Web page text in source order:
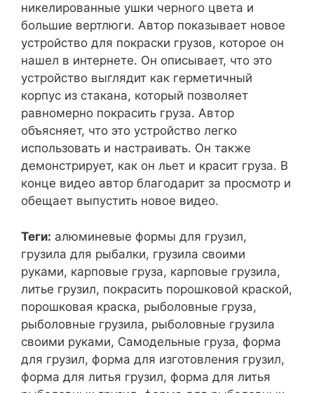
никелированные ушки черного цвета и
большие вертлюги. Автор показывает новое
устройство для покраски грузов, которое он
нашел в интернете. Он описывает, что это
устройство выглядит как герметичный
корпус из стакана, который позволяет
равномерно покрасить груза. Автор
объясняет, что это устройство легко
использовать и настраивать. Он также
демонстрирует, как он льет и красит груза. В
конце видео автор благодарит за просмотр и
обещает выпустить новое видео.
Теги: алюминевые формы для грузил,
грузила для рыбалки, грузила своими
руками, карповые груза, карповые грузила,
литье грузил, покрасить порошковой краской,
порошковая краска, рыболовные груза,
рыболовные грузила, рыболовные грузила
своими руками, Самодельные груза, форма
для грузил, форма для изготовления грузил,
форма для литья грузил, форма для литья